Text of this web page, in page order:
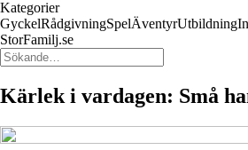
Kategorier
GyckelRådgivningSpelÄventyrUtbildning
StorFamilj.se
Kärlek i vardagen: Små